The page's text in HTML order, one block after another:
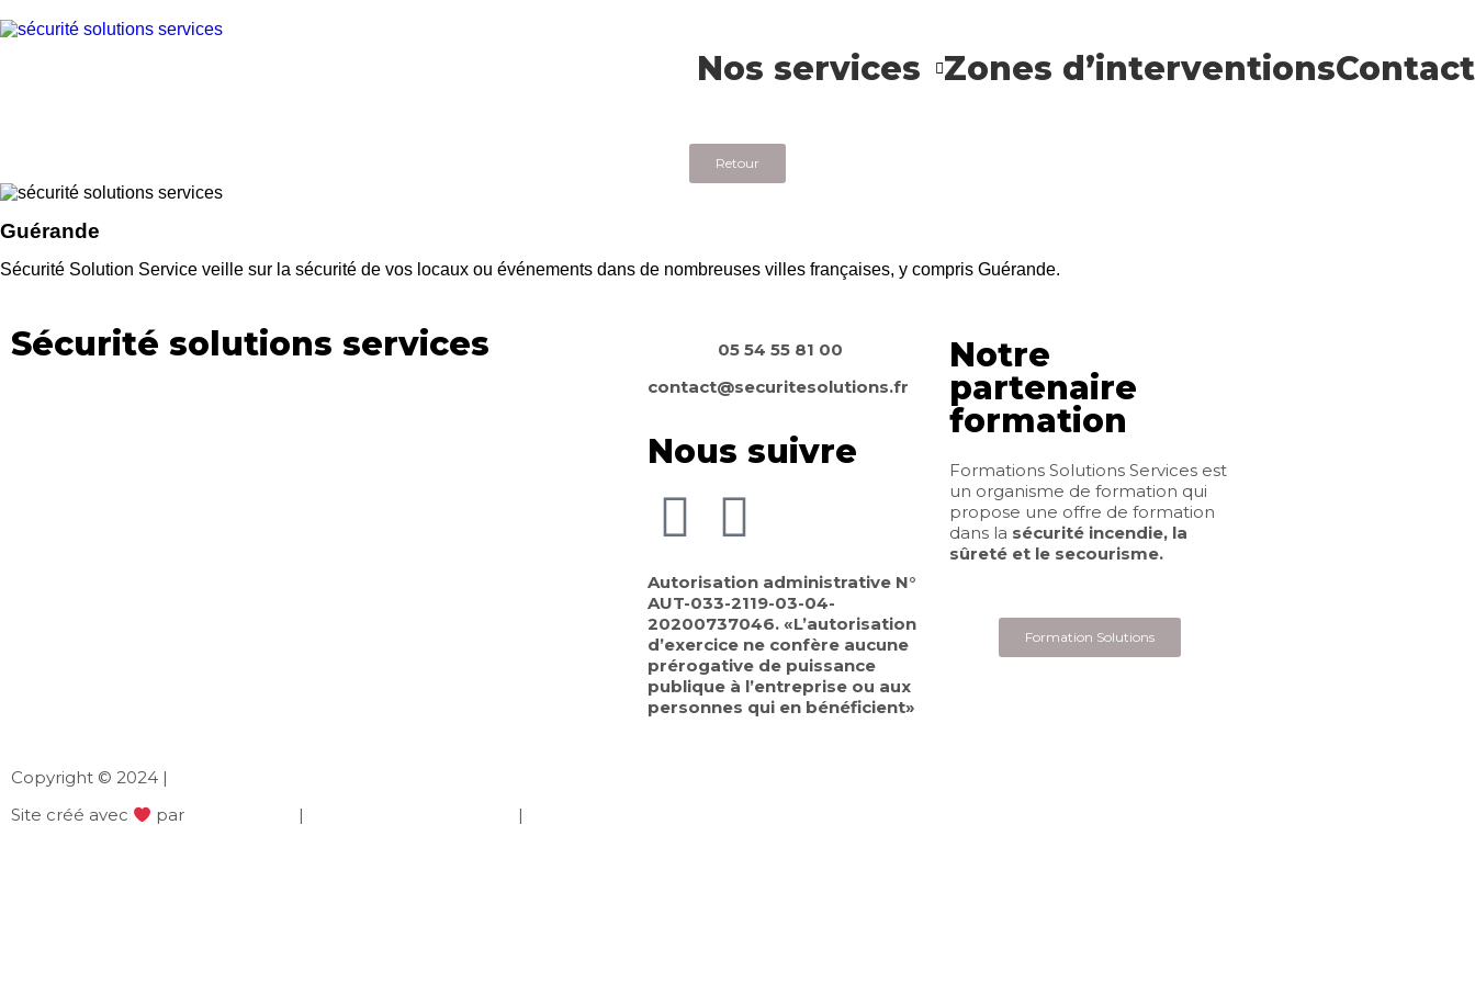
Nos services Zones d’interventionsContact
Retour
Guérande
Sécurité Solution Service veille sur la sécurité de vos locaux ou événements dans de nombreuses villes françaises, y compris Guérande.
Sécurité solutions services
05 54 55 81 00
contact@securitesolutions.fr
Nous suivre
Autorisation administrative N°
AUT-033-2119-03-04-
20200737046. «L’autorisation
d’exercice ne confère aucune
prérogative de puissance
publique à l’entreprise ou aux
personnes qui en bénéficient»
Notre
partenaire
formation
Formations Solutions Services est
un organisme de formation qui
propose une offre de formation
dans la sécurité incendie, la
sûreté et le secourisme.
Formation Solutions
Copyright © 2024 |
Site créé avec
par | |